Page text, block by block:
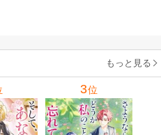
1巻
もっと見る
3位